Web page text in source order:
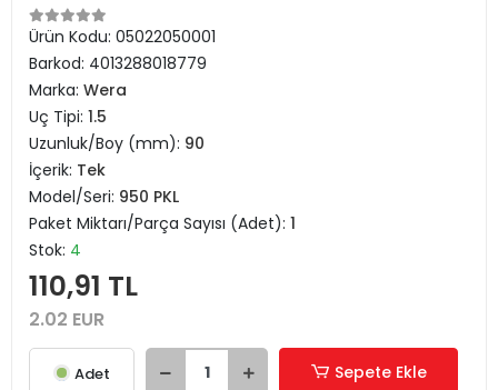
Ürün Kodu: 05022050001
Barkod: 4013288018779
Marka: Wera
Uç Tipi: 1.5
Uzunluk/Boy (mm): 90
İçerik: Tek
Model/Seri: 950 PKL
Paket Miktarı/Parça Sayısı (Adet): 1
Stok: 4
110,91 TL
2.02 EUR
Adet Sepete Ekle